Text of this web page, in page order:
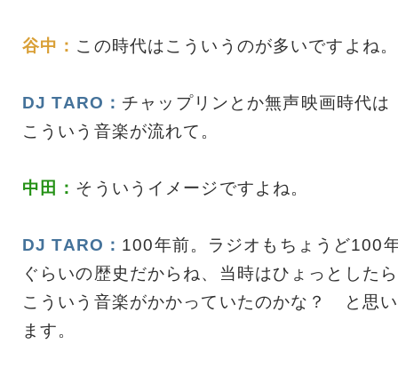
谷中： この時代はこういうのが多いですよね。
DJ TARO： チャップリンとか無声映画時代は
こういう音楽が流れて。
中田： そういうイメージですよね。
DJ TARO： 100年前。ラジオもちょうど100
ぐらいの歴史だからね、当時はひょっとしたら
こういう音楽がかかっていたのかな？ と思い
ます。